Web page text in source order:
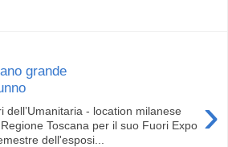
grande
›
dell’Umanitaria - location milanese
Toscana per il suo Fuori Expo
dell'esposi...